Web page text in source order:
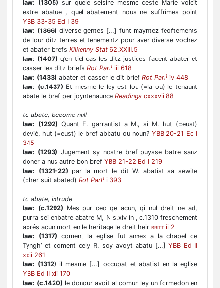
law: (1305) sur quele seisine mesme ceste Marie voleit
estre abatue , quel abatement nous ne suffrimes point
YBB 33-35 Ed I 39
law: (1366) diverse gentes [...] funt mayntez feoftements
de lour ditz terres et tenementz pour aver diverse vochez
et abater brefs Kilkenny Stat 62.XXIII.5
law: (1407) q’en tiel cas les ditz justices facent abater et
casser les ditz briefs Rot Parl1 iii 618
law: (1433) abater et casser le dit brief Rot Parl1 iv 448
law: (c.1437) Et mesme le ley est lou (=la ou) le tenaunt
abate le bref per joyntenaunce Readings cxxxvii 88
to abate, become null
law: (1292) Quant E. garrantist a M., si M. hut (=eust)
devié, hut (=eust) le bref abbatu ou noun? YBB 20-21 Ed I
345
law: (1293) Jugement sy nostre bref puysse batre sanz
doner a nus autre bon bref YBB 21-22 Ed I 219
law:
(1321-22) par la mort le dit W. abatist sa sewite
(=her suit abated) Rot Parl1 i 393
to abate, intrude
law: (c.1292) Mes pur ceo qe acun, qi nul dreit ne ad,
purra sei enbatre abatre M, N s.xiv in , c.1310 freschement
aprés acun mort en le heritage le dreit heir BRITT ii 2
law:
(1317) coment la eglise fut annex a la chapel de
Tyngh’ et coment cely R. soy avoyt abatu […] YBB Ed II
xxii 261
law: (1312) il mesme […] occupat et abatist en la eglise
YBB Ed II xii 170
law: (c.1420) le donour avoit al comun ley un formedon en